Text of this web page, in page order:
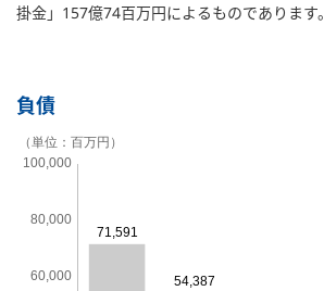
掛金」157億74百万円によるものであります。
負債